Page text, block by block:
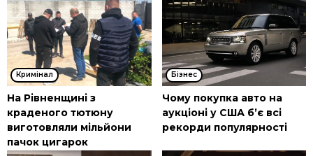
Кримінал
На Рівненщині з
краденого тютюну
виготовляли мільйони
пачок цигарок
Бізнес
Чому покупка авто на
аукціоні у США б’є всі
рекорди популярності